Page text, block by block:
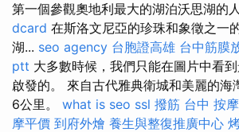
第一個參觀奧地利最大的湖泊沃思湖的
dcard 在斯洛文尼亞的珍珠和象徵之一
湖... seo agency 台胞證高雄 台中筋膜
ptt 大多數時候，我們只能在圖片中看
啟發的。 來自古代雅典衛城和美麗的
6公里。 what is seo ssl 撥筋 台中 按摩
摩平價 到府外燴 養生與整復推廣中心